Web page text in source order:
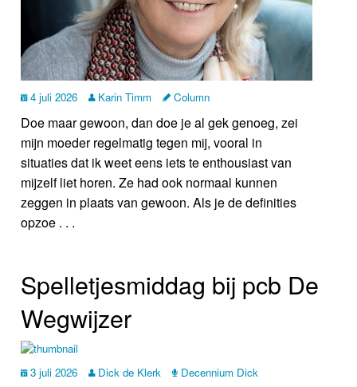
4 juli 2026 Karin Timm Column
Doe maar gewoon, dan doe je al gek genoeg, zei
mijn moeder regelmatig tegen mij, vooral in
situaties dat ik weet eens iets te enthousiast van
mijzelf liet horen. Ze had ook normaal kunnen
zeggen in plaats van gewoon. Als je de definities
opzoe . . .
Spelletjesmiddag bij pcb De
Wegwijzer
3 juli 2026 Dick de Klerk Decennium Dick